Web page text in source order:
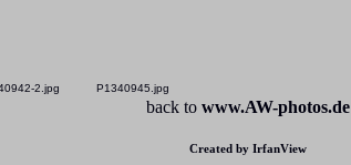
2.jpg P1340945.jpg
back to www.AW-photos.de
Created by IrfanView